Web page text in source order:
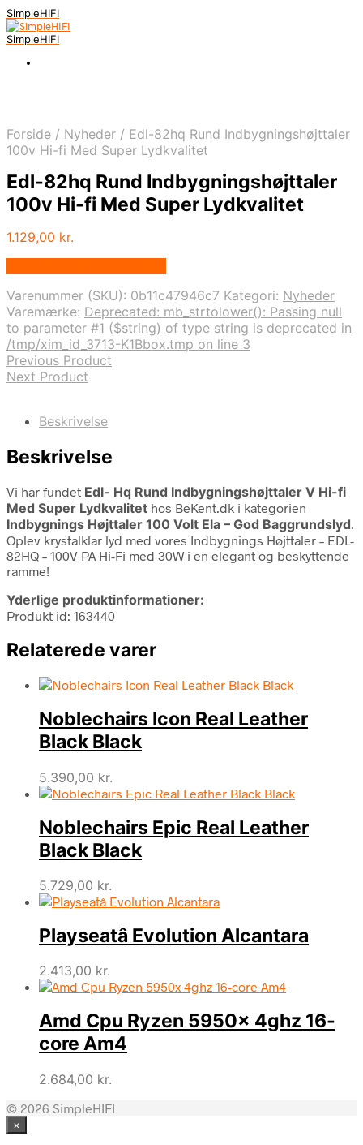
SimpleHIFI
SimpleHIFI
Forside / Nyheder / Edl-82hq Rund Indbygningshøjttaler
100v Hi-fi Med Super Lydkvalitet
Edl-82hq Rund Indbygningshøjttaler
100v Hi-fi Med Super Lydkvalitet
1.129,00 kr.
Varenummer (SKU): 0b11c47946c7 Kategori: Nyheder
Varemærke: Deprecated: mb_strtolower(): Passing null
to parameter #1 ($string) of type string is deprecated in
/tmp/xim_id_3713-K1Bbox.tmp on line 3
Previous Product
Next Product
Beskrivelse
Beskrivelse
Vi har fundet Edl- Hq Rund Indbygningshøjttaler V Hi-fi
Med Super Lydkvalitet hos BeKent.dk i kategorien
Indbygnings Højttaler 100 Volt Ela – God Baggrundslyd.
Oplev krystalklar lyd med vores Indbygnings Højttaler – EDL-
82HQ – 100V PA Hi-Fi med 30W i en elegant og beskyttende
ramme!
Yderlige produktinformationer:
Produkt id: 163440
Relaterede varer
Noblechairs Icon Real Leather
Black Black
5.390,00 kr.
Noblechairs Epic Real Leather
Black Black
5.729,00 kr.
Playseatâ Evolution Alcantara
2.413,00 kr.
Amd Cpu Ryzen 5950x 4ghz 16-
core Am4
2.684,00 kr.
© 2026 SimpleHIFI
×